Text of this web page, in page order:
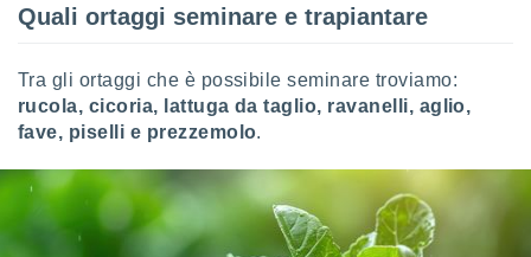
del
cookie
Quali ortaggi seminare e trapiantare
Tra gli ortaggi che è possibile seminare troviamo:
rucola, cicoria, lattuga da taglio, ravanelli, aglio,
fave, piselli e prezzemolo.